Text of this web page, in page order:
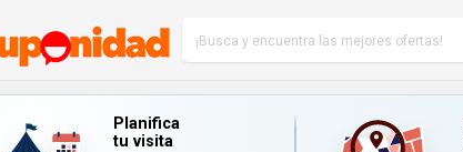
Planifica
tu visita